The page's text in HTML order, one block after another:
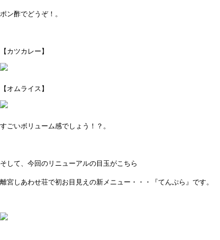
ポン酢でどうぞ！。
【カツカレー】
【オムライス】
すごいボリューム感でしょう！？。
そして、今回のリニューアルの目玉がこちら
離宮しあわせ荘で初お目見えの新メニュー・・・『てんぷら』です。